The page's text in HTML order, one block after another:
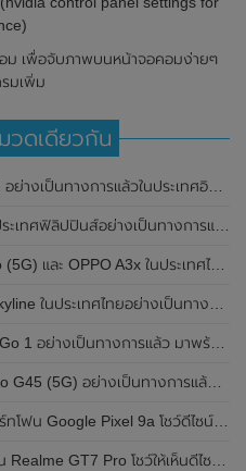
ม เพื่อจับภาพบนหน้าจอคอมง่ายๆ
มเพิ่ม
วดเดียวกัน
มชิปเซ็ต Snapdragon 7s Gen 2 ของ Qualcomm และรองรับเครือข่าย 5G
, กล้องหลัง ความละเอียด 13MP , แบตเตอรี่ 5,000mAh และหน้าจอแสดงผล LCD / 90Hz
ทศไทยอย่างเป็นทางการแล้ว ในราคาเริ่มต้นเพียง 3,999 บาท
ศไทยอย่างเป็นทางการแล้ว ราคา 14,990 บาท
อแสดงผล LCD / 120Hz , แบตเตอรี่ 5,000mAh และใช้ชิปเซ็ต Unisoc
(5G) อย่างเป็นทางการแล้วในอินเดีย
ชว์ดีไซน์ใหม่ กล้องหลังแบนราบ ไม่มีกรอบของกล้องแล้ว
เห็นดีไซน์ใหม่ พร้อมเผยรายละเอียดสเปกที่สำคัญบางส่วน